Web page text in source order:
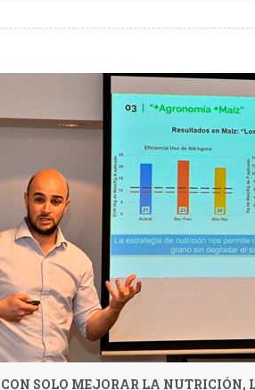
CON SOLO MEJORAR LA NUTRICIÓN,